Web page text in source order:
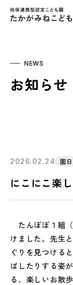
NEWS
お知ら
2026.02.24 園
にこにこ楽
たんぽぽ１組
けました。先生
ぐりを見つける
ばしたりする姿
る、楽しいお散